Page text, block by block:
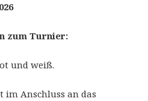
zum Turnier:
und weiß.
im Anschluss an das